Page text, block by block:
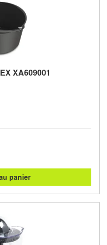
XA609001
panier